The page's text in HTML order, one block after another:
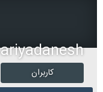
ariyadanesh
کاربران